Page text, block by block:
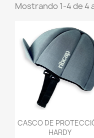
Mostrando 1-4 de 4
Vista rápida
CASCO DE
HARDY